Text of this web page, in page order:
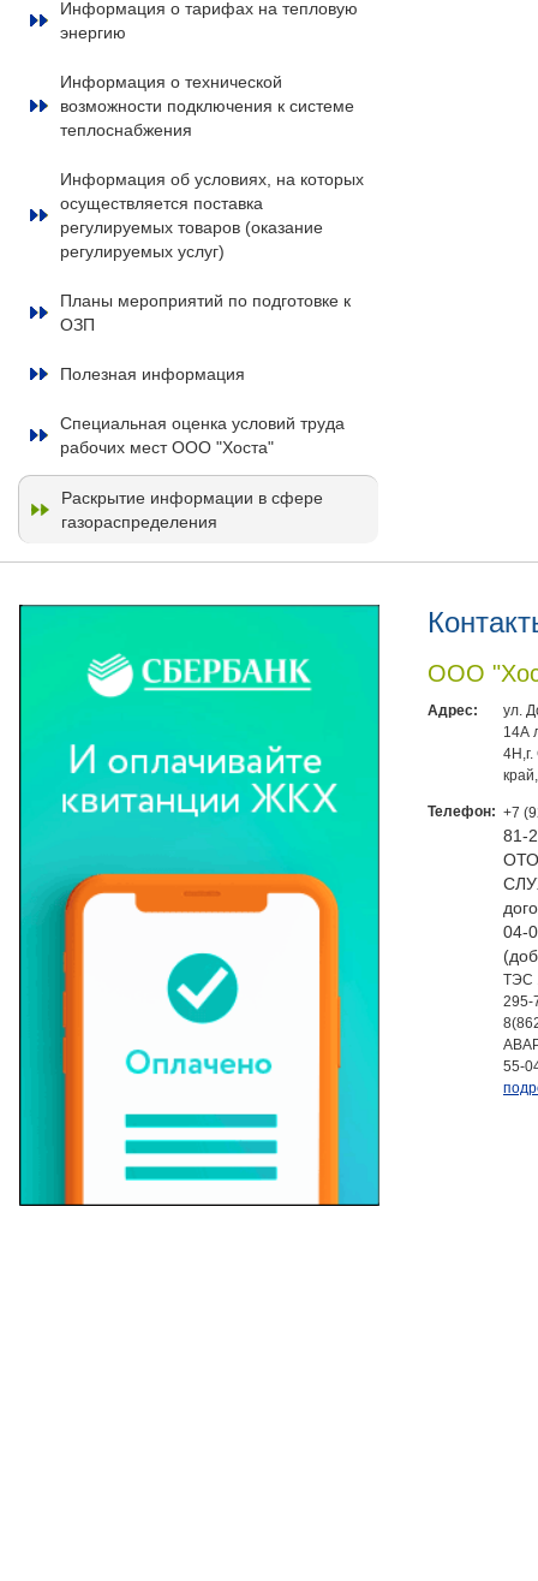
Информация о тарифах на тепловую
энергию
Информация о технической
возможности подключения к системе
теплоснабжения
Информация об условиях, на которых
осуществляется поставка
регулируемых товаров (оказание
регулируемых услуг)
Планы мероприятий по подготовке к
ОЗП
Полезная информация
Специальная оценка условий труда
рабочих мест ООО "Хоста"
Раскрытие информации в сфере
газораспределения
ООО
Адрес:
ул.
14А
Телефон: +7
81-
04-
ТЭС
295-
55-